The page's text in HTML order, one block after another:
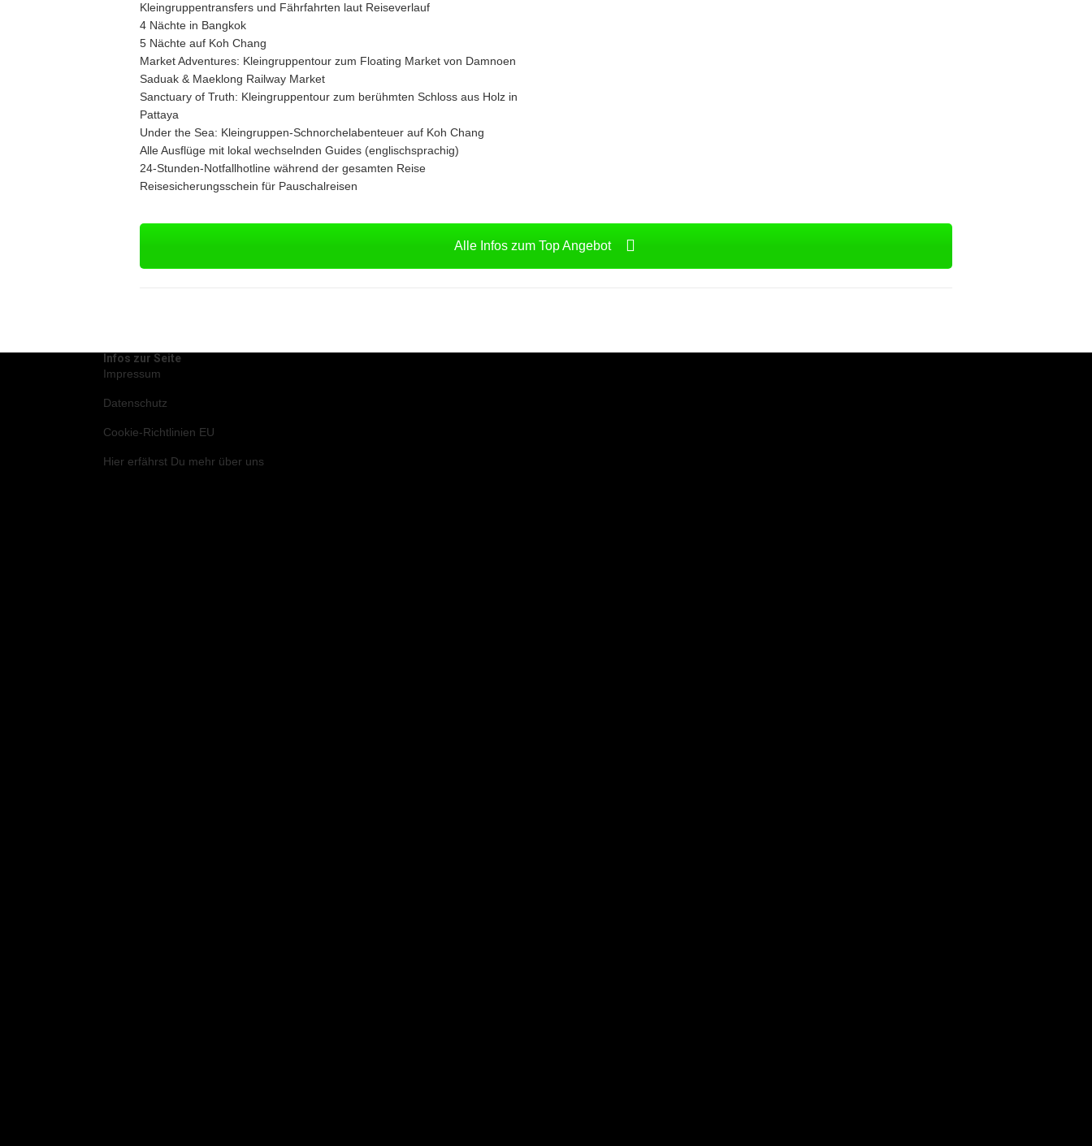
Kleingruppentransfers und Fährfahrten laut Reiseverlauf
4 Nächte in Bangkok
5 Nächte auf Koh Chang
Market Adventures: Kleingruppentour zum Floating Market von Damnoen
Saduak & Maeklong Railway Market
Sanctuary of Truth: Kleingruppentour zum berühmten Schloss aus Holz in
Pattaya
Under the Sea: Kleingruppen-Schnorchelabenteuer auf Koh Chang
Alle Ausflüge mit lokal wechselnden Guides (englischsprachig)
24-Stunden-Notfallhotline während der gesamten Reise
Reisesicherungsschein für Pauschalreisen
Alle Infos zum Top Angebot
Infos zur Seite
Impressum
Datenschutz
Cookie-Richtlinien EU
Hier erfährst Du mehr über uns